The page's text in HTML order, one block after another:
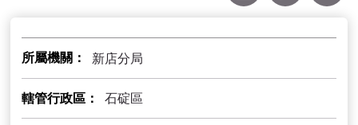
所屬機關 新店分局
轄管行政區 石碇區